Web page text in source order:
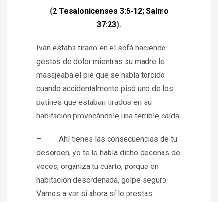
(2 Tesalonicenses 3:6-12; Salmo
37:23).
Iván estaba tirado en el sofá haciendo
gestos de dolor mientras su madre le
masajeaba el pie que se había torcido
cuando accidentalmente pisó uno de los
patines que estaban tirados en su
habitación provocándole una terrible caída.
– Ahí tienes las consecuencias de tu
desorden, yo te lo había dicho decenas de
veces, organiza tu cuarto, porque en
habitación desordenada, golpe seguro.
Vamos a ver si ahora sí le prestas